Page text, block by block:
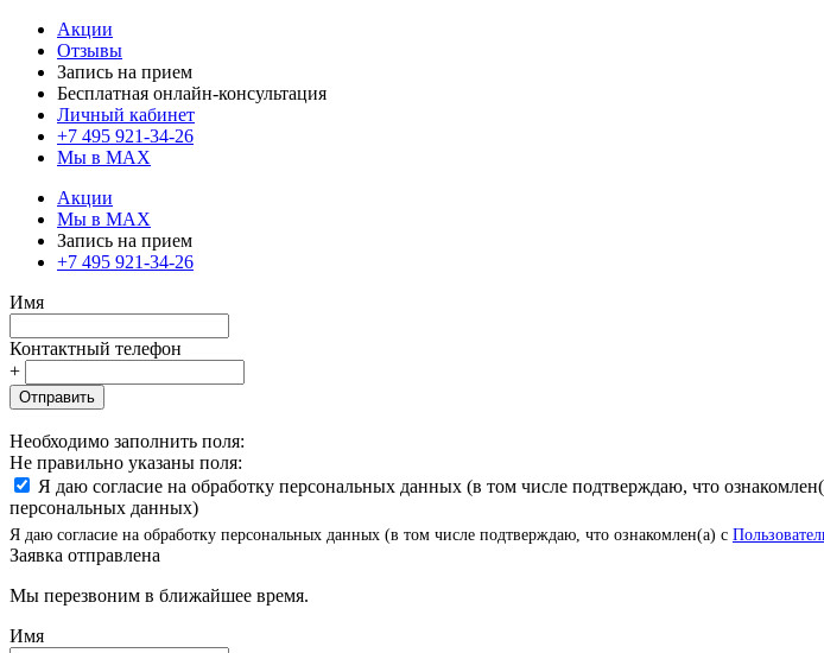
Акции
Отзывы
Запись на прием
Бесплатная онлайн-консультация
Личный кабинет
+7 495 921-34-26
Мы в MAX
Акции
Мы в MAX
Запись на прием
+7 495 921-34-26
Имя
Контактный телефон
+
Отправить
Необходимо заполнить поля:
Не правильно указаны поля:
Я даю согласие на обработку персональных данных (в том числе подтверждаю, что
персональных данных)
Я даю согласие на обработку персональных данных (в том числе подтверждаю, что ознакомлен(а) с
Заявка отправлена
Мы перезвоним в ближайшее время.
Имя